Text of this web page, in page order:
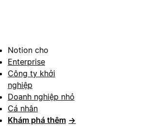
Notion cho
Enterprise
Công ty khởi
nghiệp
Doanh nghiệp nhỏ
Cá nhân
Khám phá thêm →